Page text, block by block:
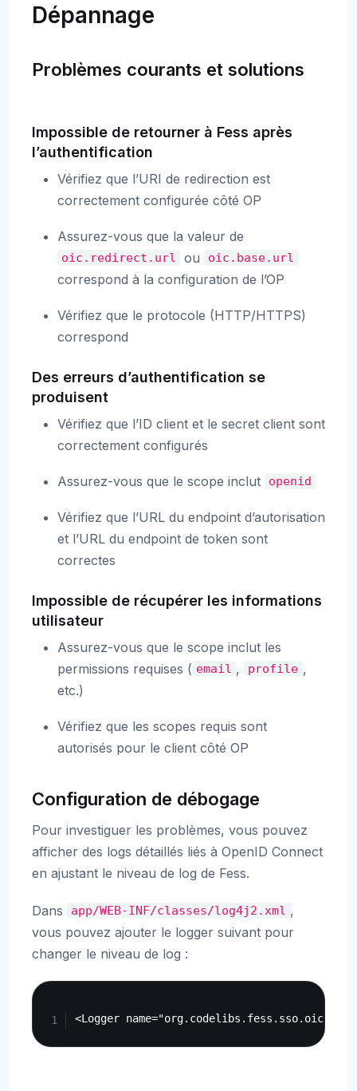
Dépannage
Problèmes courants et solutions
Impossible de retourner à Fess après
l’authentification
Vérifiez que l’URI de redirection est
correctement configurée côté OP
Assurez-vous que la valeur de
oic.redirect.url ou oic.base.url
correspond à la configuration de l’OP
Vérifiez que le protocole (HTTP/HTTPS)
correspond
Des erreurs d’authentification se
produisent
Vérifiez que l’ID client et le secret client sont
correctement configurés
Assurez-vous que le scope inclut openid
Vérifiez que l’URL du endpoint d’autorisation
et l’URL du endpoint de token sont
correctes
Impossible de récupérer les informations
utilisateur
Assurez-vous que le scope inclut les
permissions requises ( email , profile ,
etc.)
Vérifiez que les scopes requis sont
autorisés pour le client côté OP
Configuration de débogage
Pour investiguer les problèmes, vous pouvez
afficher des logs détaillés liés à OpenID Connect
en ajustant le niveau de log de Fess.
Dans app/WEB-INF/classes/log4j2.xml ,
vous pouvez ajouter le logger suivant pour
changer le niveau de log :